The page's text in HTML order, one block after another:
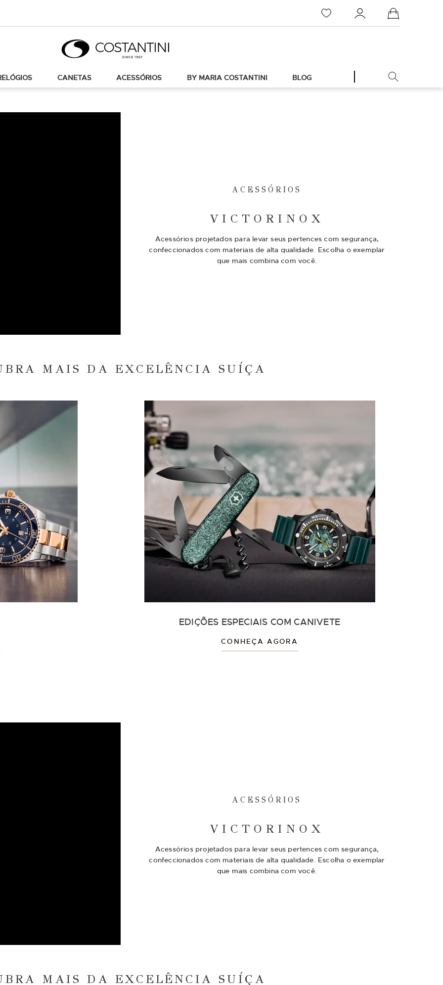
Meu Carrinho
CANETAS ACESSÓRIOS BY MARIA COSTANTINI BLOG
ACESSÓRIOS
VICTORINOX
Acessórios projetados para levar seus pertences com segurança,
confeccionados com materiais de alta qualidade. Escolha o exemplar
que mais combina com você.
MAIS DA EXCELÊNCIA SUÍÇA
EDIÇÕES ESPECIAIS COM CANIVETE
CONHEÇA AGORA
ACESSÓRIOS
VICTORINOX
Acessórios projetados para levar seus pertences com segurança,
confeccionados com materiais de alta qualidade. Escolha o exemplar
que mais combina com você.
MAIS DA EXCELÊNCIA SUÍÇA